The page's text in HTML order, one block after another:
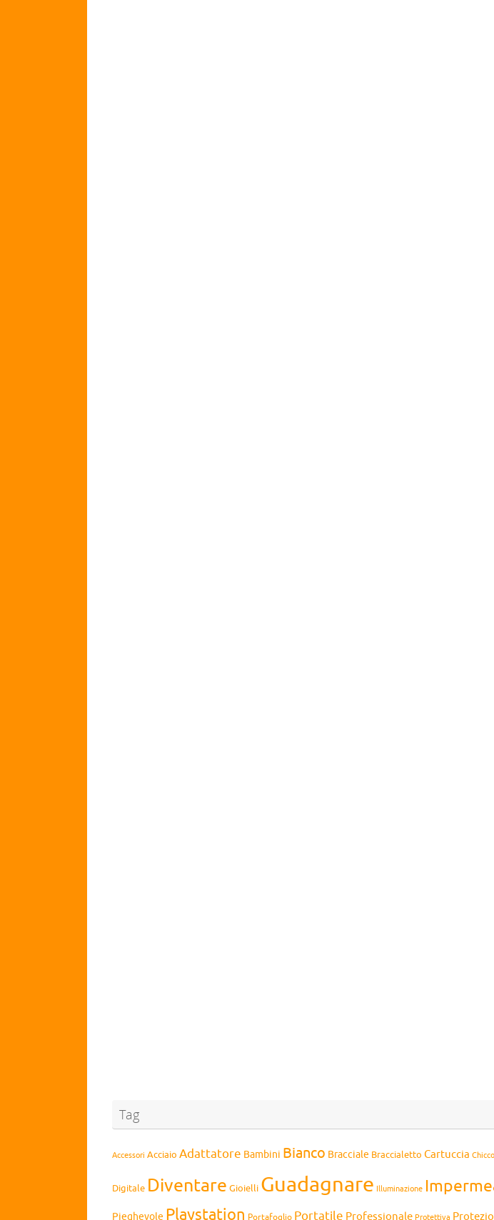
Tag
Accessori Acciaio Adattatore Bambini Bianco Bracciale Braccialetto Cartuccia Chicco
Digitale Diventare Gioielli Guadagnare Illuminazione
Pieghevole Playstation Portafoglio Portatile Professionale Protettiva